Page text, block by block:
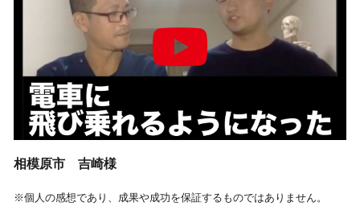
相模原市 吉崎様
※個人の感想であり、成果や成功を保証するものではありません。